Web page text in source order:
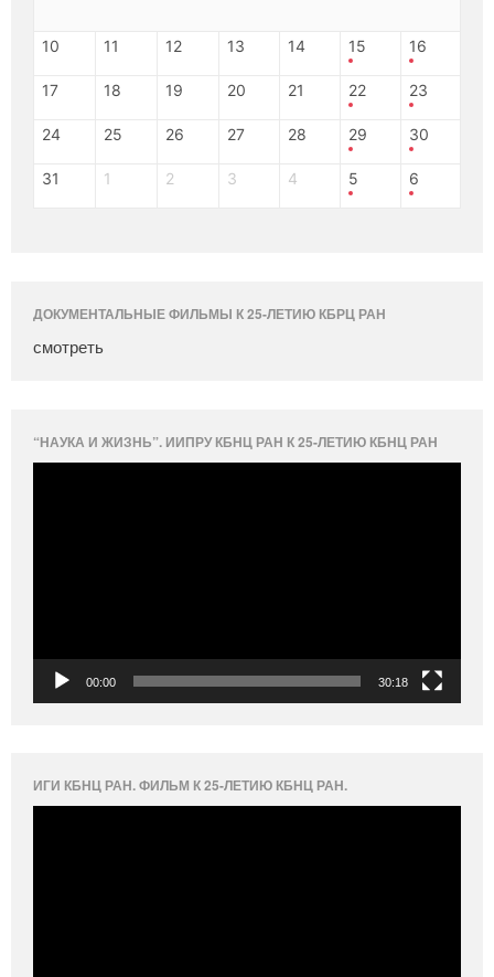
10 11 12 13 14 15 16
17 18 19 20 21 22 23
24 25 26 27 28 29 30
31 1 2 3 4 5 6
ДОКУМЕНТАЛЬНЫЕ ФИЛЬМЫ К 25-ЛЕТИЮ КБРЦ РАН
смотреть
“НАУКА И ЖИЗНЬ”. ИИПРУ КБНЦ РАН К 25-ЛЕТИЮ КБНЦ РАН
00:00 30:18
ИГИ КБНЦ РАН. ФИЛЬМ К 25-ЛЕТИЮ КБНЦ РАН.